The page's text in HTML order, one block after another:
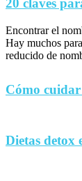
20 claves
Encontrar el
Hay muchos
reducido de
Cómo cuidar
Dietas detox